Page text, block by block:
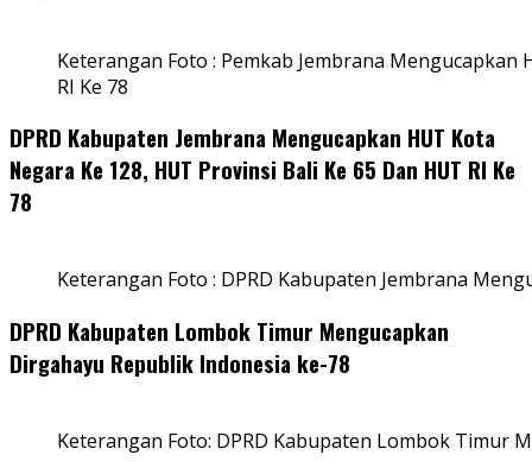
Keterangan Foto : Pemkab Jembrana Mengucapkan
RI Ke 78
DPRD Kabupaten Jembrana Mengucapkan HUT Kota
Negara Ke 128, HUT Provinsi Bali Ke 65 Dan HUT RI Ke
78
Keterangan Foto : DPRD Kabupaten Jembrana
DPRD Kabupaten Lombok Timur Mengucapkan
Dirgahayu Republik Indonesia ke-78
Keterangan Foto: DPRD Kabupaten Lombok Timur